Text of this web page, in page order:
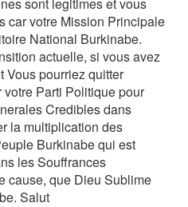
car votre Mission Principale
National Burkinabe.
actuelle, si vous avez
Vous pourriez quitter
votre Parti Politique pour
Credibles dans
la multiplication des
Burkinabe qui est
les Souffrances
cause, que Dieu Sublime
Salut